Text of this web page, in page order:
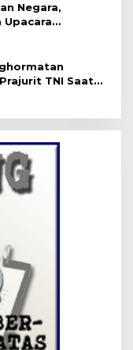
Negara,
Upacara
TNI Saat
Soekarno-